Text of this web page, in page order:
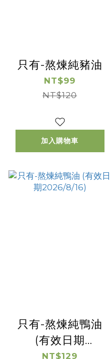
只有-熬煉純豬油
NT$99
NT$120
加入購物車
只有-熬煉純鴨油
(有效日期
2026/8/16)
NT$129